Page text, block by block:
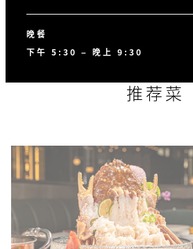
晚餐
下午 5:30 – 晚上 9:30
推荐菜